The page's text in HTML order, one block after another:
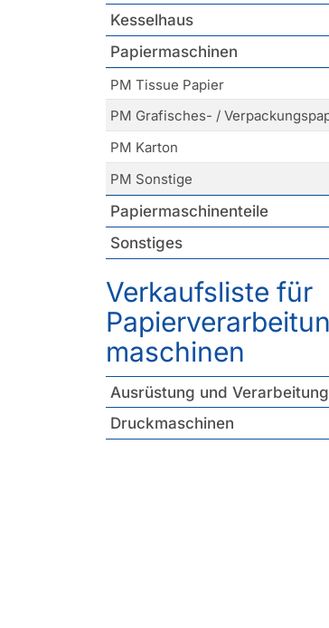
Kesselhaus
Papiermaschinen
PM Tissue Papier
PM Grafisches- /
PM Karton
PM Sonstige
Papiermaschinenteile
Sonstiges
Verkaufsliste für
maschinen
Ausrüstung und Verarbeitung
Druckmaschinen